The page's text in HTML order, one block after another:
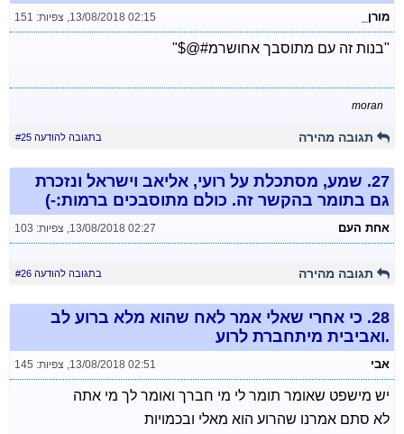
מורן_ 13/08/2018 02:15
, צפיות: 151
"בנות זה עם מתוסבך אחושרמ#@$"
moran
תגובה מהירה בתגובה להודעה #25
27. שמע, מסתכלת על רועי, אליאב וישראל ונזכרת
גם בתומר בהקשר זה. כולם מתוסבכים ברמות:-)
אחת העם 13/08/2018 02:27
, צפיות: 103
תגובה מהירה בתגובה להודעה #26
28. כי אחרי שאלי אמר לאח שהוא מלא ברוע לב
.ואביבית מיתחברת לרוע
אבי 13/08/2018 02:51
, צפיות: 145
יש מישפט שאומר תומר לי מי חברך ואומר לך מי אתה
לא סתם אמרנו שהרוע הוא מאלי ובכמויות